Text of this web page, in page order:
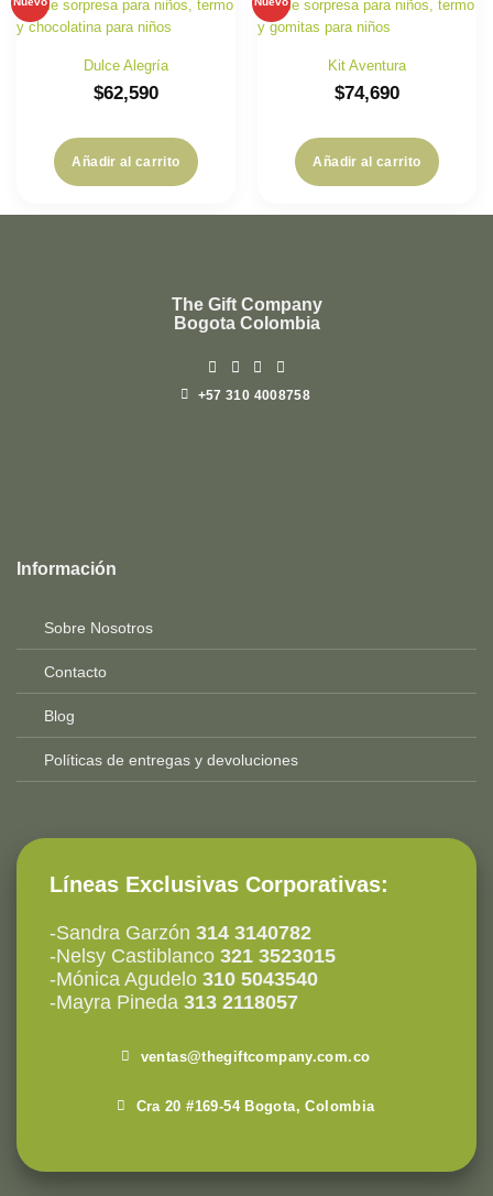
Dulce Alegría
$62,590
Añadir al carrito
Kit Aventura
$74,690
Añadir al carrito
The Gift Company
Bogota Colombia
+57 310 4008758
2025-
Información
Sobre Nosotros
Contacto
Blog
Políticas de entregas y devoluciones
Líneas Exclusivas Corporativas:
-Sandra Garzón 314 3140782
-Nelsy Castiblanco 321 3523015
-Mónica Agudelo 310 5043540
-Mayra Pineda 313 2118057
ventas@thegiftcompany.com.co
Cra 20 #169-54 Bogota, Colombia